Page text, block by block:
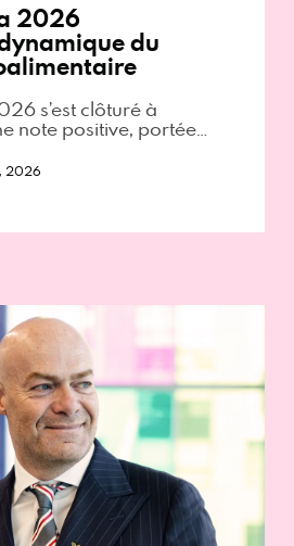
2026
du
s’est clôturé à
note positive, portée…
2026